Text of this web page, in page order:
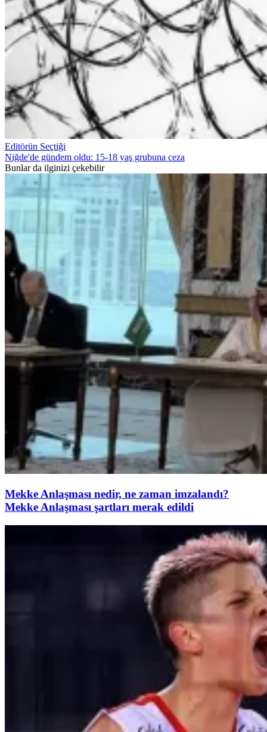
Editörün Seçtiği
Niğde'de gündem oldu: 15-18 yaş grubuna ceza
Bunlar da ilginizi çekebilir
Mekke Anlaşması nedir, ne zaman imzalandı?
Mekke Anlaşması şartları merak edildi